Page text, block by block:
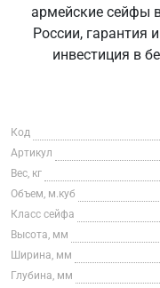
армейские сейфы
России, гарантия
инвестиция в
Код
Артикул
Вес, кг
Объем, м.куб
Класс сейфа
Высота, мм
Ширина, мм
Глубина, мм